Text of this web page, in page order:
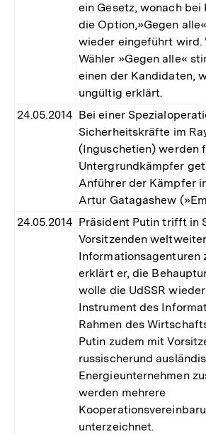
ein Gesetz, wonach bei
die Option,»Gegen
wieder eingeführt wird.
Wähler »Gegen alle«
einen der Kandidaten,
ungültig erklärt.
24.05.2014 Bei einer
Sicherheitskräfte im
(Inguschetien) werden
Untergrundkämpfer
Anführer der Kämpfer
Artur Gatagashew
24.05.2014 Präsident Putin trifft in
Vorsitzenden weltweiter
Informationsagenturen
erklärt er, die
wolle die UdSSR
Instrument des
Rahmen des
Putin zudem mit
russischerund
Energieunternehmen
werden mehrere
unterzeichnet.